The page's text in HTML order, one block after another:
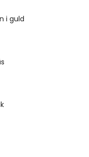
i guld